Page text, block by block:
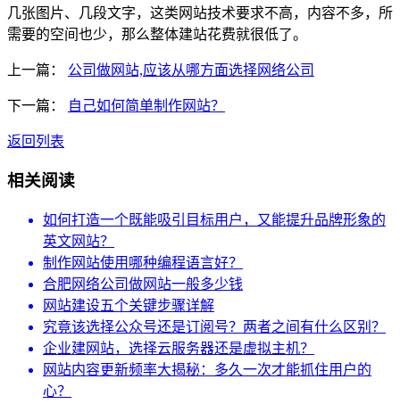
几张图片、几段文字，这类网站技术要求不高，内容不多，所
需要的空间也少，那么整体建站花费就很低了。
上一篇： 公司做网站,应该从哪方面选择网络公司
下一篇： 自己如何简单制作网站？
返回列表
相关阅读
如何打造一个既能吸引目标用户，又能提升品牌形象的
英文网站？
制作网站使用哪种编程语言好？
合肥网络公司做网站一般多少钱
网站建设五个关键步骤详解
究竟该选择公众号还是订阅号？两者之间有什么区别？
企业建网站，选择云服务器还是虚拟主机？
网站内容更新频率大揭秘：多久一次才能抓住用户的
心？